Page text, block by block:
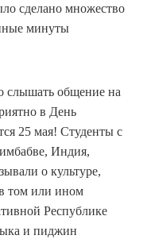
сделано множество
минуты
слышать общение на
в День
25 мая! Студенты с
Индия,
о культуре,
том или ином
Республике
и пиджин